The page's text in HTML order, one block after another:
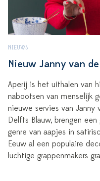
NIEUWS
Nieuw Janny van
Aperij is het uithalen van
nabootsen van menselijk
nieuwe servies van Janny
Delfts Blauw, brengen
genre van aapjes in
Eeuw al een populaire
luchtige grappenmakers